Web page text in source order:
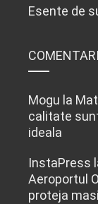
Esente de
Mogu la
calitate
ideala
InstaPress
Aeroportul
proteja